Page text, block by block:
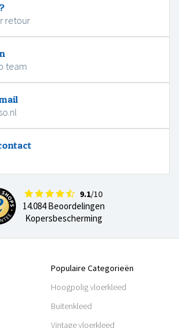
retour
team
9.1/10
14.084 Beoordelingen
Kopersbescherming
Populaire Categorieën
Hoogpolig vloerkleed
Buitenkleed
Vintage vloerkleed